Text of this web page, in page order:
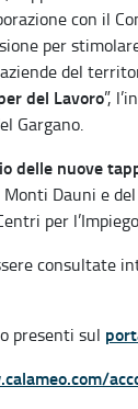
con il
per
del
del Lavoro”,
Gargano.
delle nuove
Dauni e del
per
consultate
presenti sul